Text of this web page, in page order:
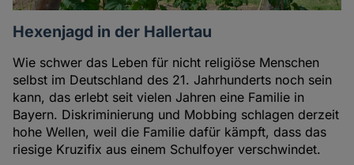
Hexenjagd in der Hallertau
Wie schwer das Leben für nicht religiöse Menschen
selbst im Deutschland des 21. Jahrhunderts noch sein
kann, das erlebt seit vielen Jahren eine Familie in
Bayern. Diskriminierung und Mobbing schlagen derzeit
hohe Wellen, weil die Familie dafür kämpft, dass das
riesige Kruzifix aus einem Schulfoyer verschwindet.